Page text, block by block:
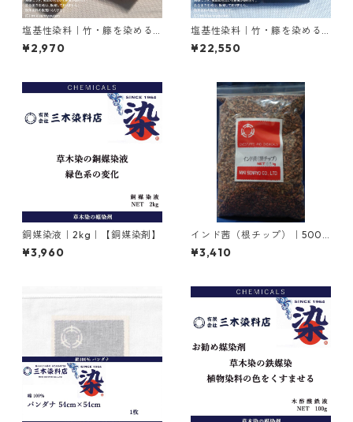
塩基性染料｜竹・籐を染める
｜100g｜塩基性エロー（液体
タイプ、黄色）
¥2,970
塩基性染料｜竹・籐を染める
｜1kg｜塩基性ブラック（黒色
系）
¥22,550
銅媒染液｜2kg｜【銅媒染剤】
¥3,960
インド茜（根チップ）｜500g
｜植物染料
¥3,410